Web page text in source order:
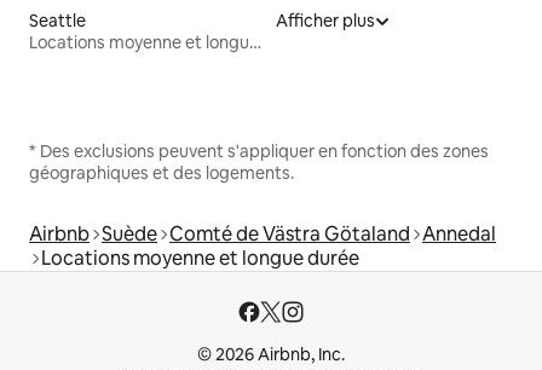
Seattle
Locations moyenne et longue durée
Afficher plus
* Des exclusions peuvent s'appliquer en fonction des zones
géographiques et des logements.
Airbnb Suède Comté de Västra Götaland Annedal
Locations moyenne et longue durée
© 2026 Airbnb, Inc.